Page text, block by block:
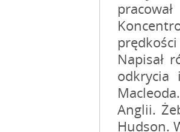
Napisał
odkrycia
Anglii.
Hudson.